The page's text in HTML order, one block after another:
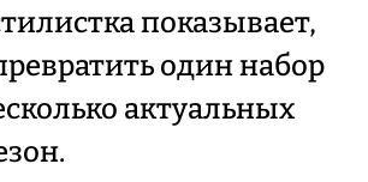
показывает,
один набор
актуальных